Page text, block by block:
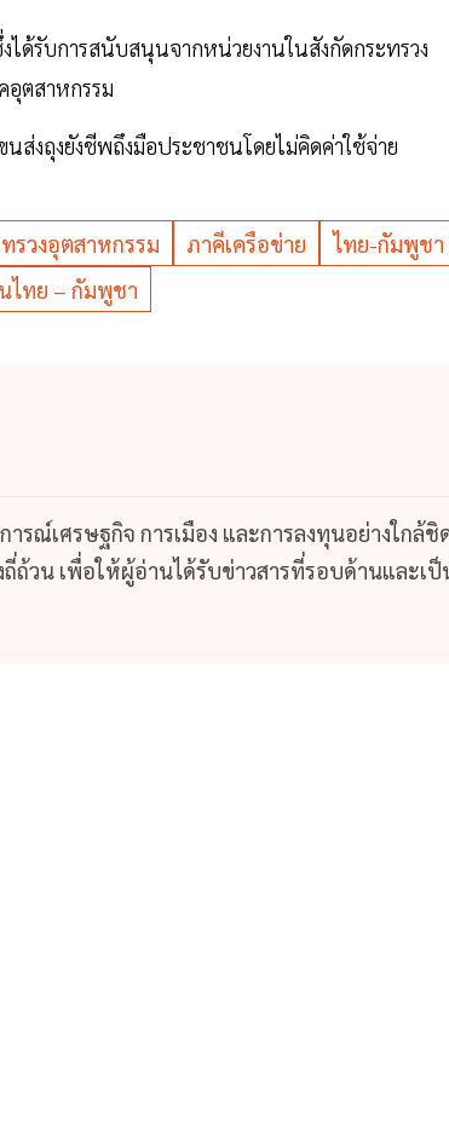
ด้รับการสนับสนุนจากหน่วยงานในสังกัดกระทรวง
อุตสาหกรรม
นส่งถุงยังชีพถึงมือประชาชนโดยไม่คิดค่าใช้จ่าย
รวงอุตสาหกรรม ภาคีเครือข่าย
ไทย-กัมพูชา
ไทย – กัมพูชา
รณ์เศรษฐกิจ การเมือง และการลงทุนอย่างใกล้ชิ
ถ้วน เพื่อให้ผู้อ่านได้รับข่าวสารที่รอบด้านและเป็